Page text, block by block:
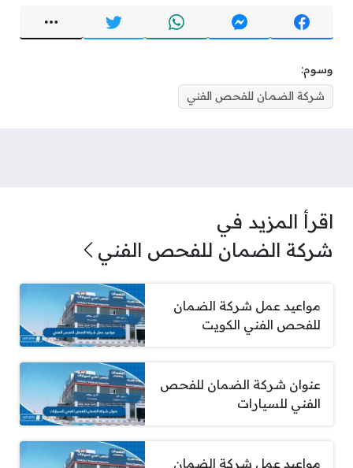
وسوم:
شركة الضمان للفحص الفني
اقرأ المزيد في
شركة الضمان للفحص الفني
مواعيد عمل شركة الضمان
للفحص الفني الكويت
عنوان شركة الضمان للفحص
الفني للسيارات
مواعيد عمل شركة الضمان